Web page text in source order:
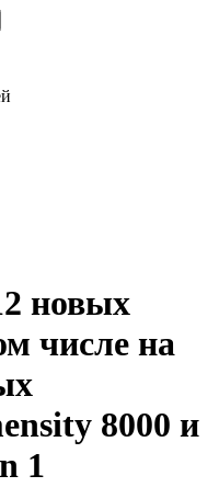
новых
числе на
8000 и
1